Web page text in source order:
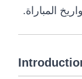
المباراة.